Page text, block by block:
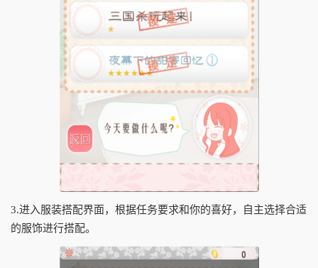
3.进入服装搭配界面，根据任务要求和你的喜好，自主选择合适
的服饰进行搭配。